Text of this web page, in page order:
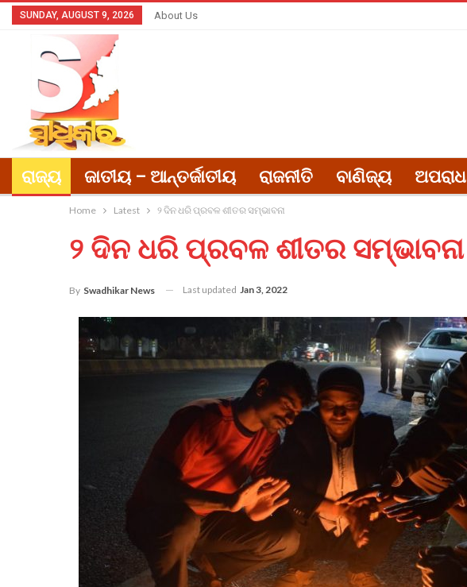
SUNDAY, AUGUST 9, 2026 About Us
ରାଜ୍ୟ ଜାତୀୟ – ଆନ୍ତର୍ଜାତୀୟ ରାଜନୀତି ବାଣିଜ୍ୟ ଅପରାଧ
Home Latest ୨ ଦିନ ଧରି ପ୍ରବଳ ଶୀତର ସମ୍ଭାବନା
୨ ଦିନ ଧରି ପ୍ରବଳ ଶୀତର ସମ୍ଭାବନା
By Swadhikar News Last updated Jan 3, 2022